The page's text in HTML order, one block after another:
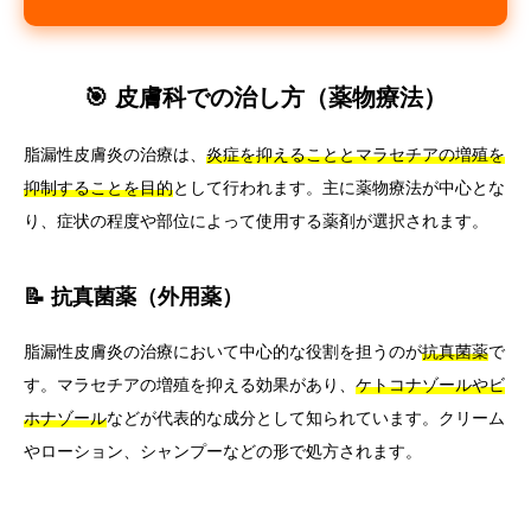
🎯 皮膚科での治し方（薬物療法）
脂漏性皮膚炎の治療は、 炎症を抑えることとマラセチアの増殖を
抑制することを目的として行われます。主に薬物療法が中心とな
り、症状の程度や部位によって使用する薬剤が選択されます。
📝 抗真菌薬（外用薬）
脂漏性皮膚炎の治療において中心的な役割を担うのが抗真菌薬で
す。マラセチアの増殖を抑える効果があり、 ケトコナゾールやビ
ホナゾールなどが代表的な成分として知られています。クリーム
やローション、シャンプーなどの形で処方されます。